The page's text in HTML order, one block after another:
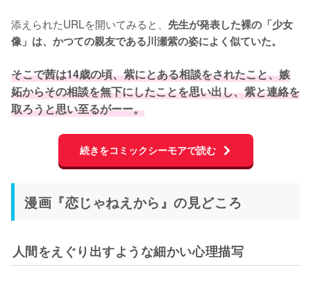
添えられたURLを開いてみると、 先生が発表した裸の「少女
像」は、かつての親友である川瀬紫の姿によく似ていた。
そこで茜は14歳の頃、紫にとある相談をされたこと、嫉
妬からその相談を無下にしたことを思い出し、紫と連絡を
取ろうと思い至るがーー。
続きをコミックシーモアで読む
漫画『恋じゃねえから』の見どころ
人間をえぐり出すような細かい心理描写